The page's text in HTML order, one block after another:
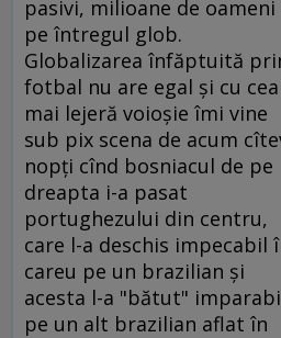
pasivi, milioane de oameni
pe întregul glob.
Globalizarea înfăptuită
fotbal nu are egal şi cu cea
mai lejeră voioşie îmi vine
sub pix scena de acum
nopţi cînd bosniacul de pe
dreapta i-a pasat
portughezului din centru,
care l-a deschis impecabil
careu pe un brazilian şi
acesta l-a "bătut"
pe un alt brazilian aflat în